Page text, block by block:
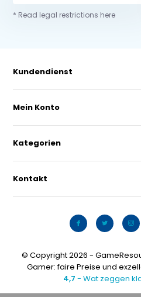
* Read legal restrictions here
Kundendienst
Mein Konto
Kategorien
Kontakt
© Copyright 2026 -
Gamer: faire Preise und
4,7 - Wat zeggen